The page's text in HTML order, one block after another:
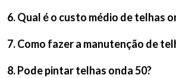
6. Qual é o custo médio de telhas
7. Como fazer a manutenção de
8. Pode pintar telhas onda 50?